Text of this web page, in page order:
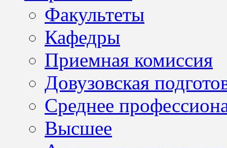
Факультеты
Кафедры
Приемная комиссия
Довузовская
Среднее
Высшее